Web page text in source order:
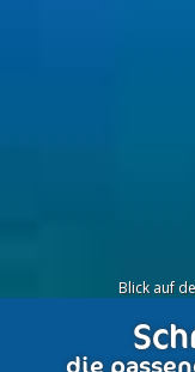
Blick auf
die